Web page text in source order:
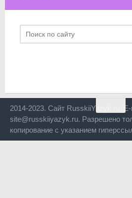
2014-2023. Сайт RusskiiYazyk.ru.
site@russkiiyazyk.ru. Разрешено
копирование с указанием